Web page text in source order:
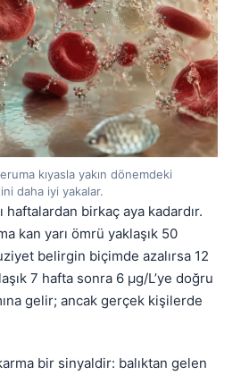
kıyasla yakın dönemdeki
daha iyi yakalar.
haftalardan birkaç aya kadardır.
kan yarı ömrü yaklaşık 50
belirgin biçimde azalırsa 12
7 hafta sonra 6 µg/L’ye doğru
gelir; ancak gerçek kişilerde
bir sinyaldir: balıktan gelen